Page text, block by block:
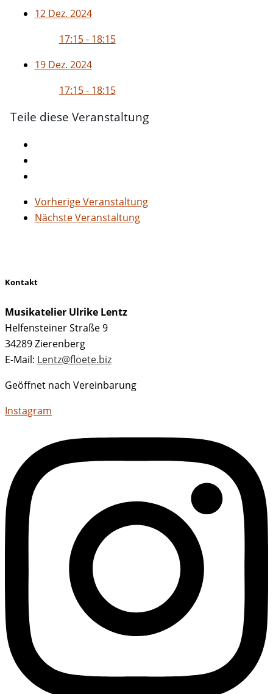
12 Dez. 2024
17:15 - 18:15
19 Dez. 2024
17:15 - 18:15
Teile diese Veranstaltung
Vorherige Veranstaltung
Nächste Veranstaltung
Kontakt
Musikatelier Ulrike Lentz
Helfensteiner Straße 9
34289 Zierenberg
E-Mail: Lentz@floete.biz
Geöffnet nach Vereinbarung
Instagram